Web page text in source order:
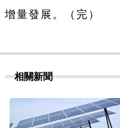
增量發展。（完）
相關新聞